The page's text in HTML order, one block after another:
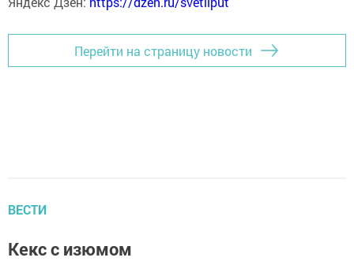
Перейти на страницу новости
ВЕСТИ
Кекс с изюмом